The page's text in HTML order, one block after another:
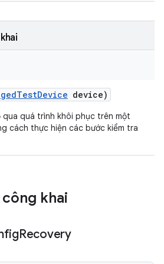
TestDevice device)
qua quá trình khôi phục trên một
cách thực hiện các bước kiểm tra
khai
Recovery